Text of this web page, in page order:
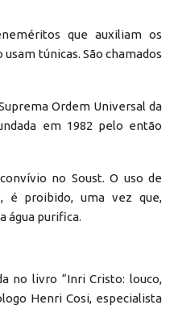
que auxiliam os
túnicas. São chamados
Ordem Universal da
em 1982 pelo então
no Soust. O uso de
é proibido, uma vez que,
água purifica.
no livro “Inri Cristo: louco,
Henri Cosi, especialista